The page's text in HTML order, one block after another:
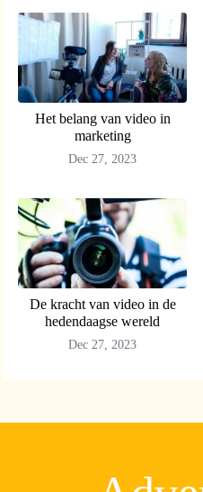
Het belang van video in
marketing
Dec 27, 2023
De kracht van video in de
hedendaagse wereld
Dec 27, 2023